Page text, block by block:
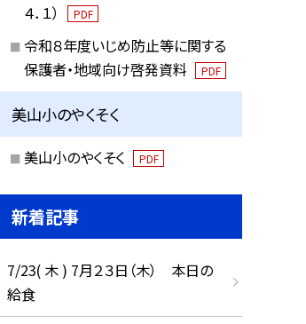
４．１）
PDF
令和８年度いじめ防止等に関する
保護者・地域向け啓発資料
PDF
美山小のやくそく
美山小のやくそく PDF
新着記事
7/23( 木 ) 7月２３日（木） 本日の
給食